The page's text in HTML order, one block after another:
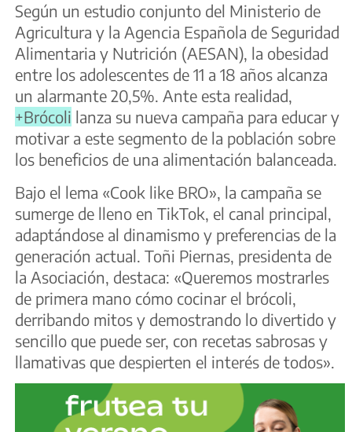
Según un estudio conjunto del Ministerio de
Agricultura y la Agencia Española de Seguridad
Alimentaria y Nutrición (AESAN), la obesidad
entre los adolescentes de 11 a 18 años alcanza
un alarmante 20,5%. Ante esta realidad,
+Brócoli lanza su nueva campaña para educar y
motivar a este segmento de la población sobre
los beneficios de una alimentación balanceada.
Bajo el lema «Cook like BRO», la campaña se
sumerge de lleno en TikTok, el canal principal,
adaptándose al dinamismo y preferencias de la
generación actual. Toñi Piernas, presidenta de
la Asociación, destaca: «Queremos mostrarles
de primera mano cómo cocinar el brócoli,
derribando mitos y demostrando lo divertido y
sencillo que puede ser, con recetas sabrosas y
llamativas que despierten el interés de todos».